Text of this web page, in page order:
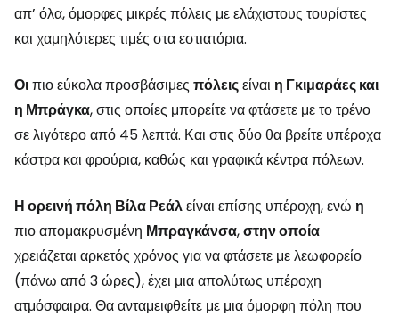
απ’ όλα, όμορφες μικρές πόλεις με ελάχιστους τουρίστες
και χαμηλότερες τιμές στα εστιατόρια.
Οιπιο εύκολα προσβάσιμες πόλειςείναι η Γκιμαράες και
η Μπράγκα, στις οποίες μπορείτε να φτάσετε με το τρένο
σε λιγότερο από 45 λεπτά. Και στις δύο θα βρείτε υπέροχα
κάστρα και φρούρια, καθώς και γραφικά κέντρα πόλεων.
Η ορεινή πόλη Βίλα Ρεάλείναι επίσης υπέροχη, ενώ η
πιο απομακρυσμένη Μπραγκάνσα,στην οποία
χρειάζεται αρκετός χρόνος για να φτάσετε με λεωφορείο
(πάνω από 3 ώρες), έχει μια απολύτως υπέροχη
ατμόσφαιρα. Θα ανταμειφθείτε με μια όμορφη πόλη που